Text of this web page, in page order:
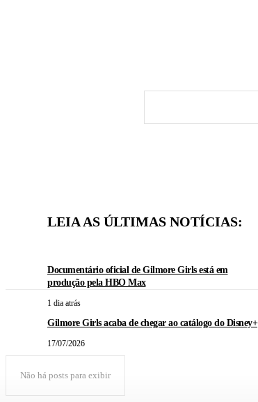
LEIA AS ÚLTIMAS NOTÍCIAS:
Documentário oficial de Gilmore Girls está em
produção pela HBO Max
1 dia atrás
Gilmore Girls acaba de chegar ao catálogo do Disney+
17/07/2026
Não há posts para exibir